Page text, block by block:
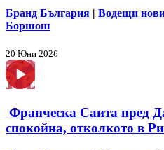
Бранд България | Водещи
Боршош
20 Юни 2026
Франческа Саита пред
спокойна, отколкото в